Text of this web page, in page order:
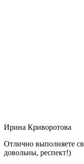
Ирина Криворотова
Отлично выполняете
довольны, респект!)